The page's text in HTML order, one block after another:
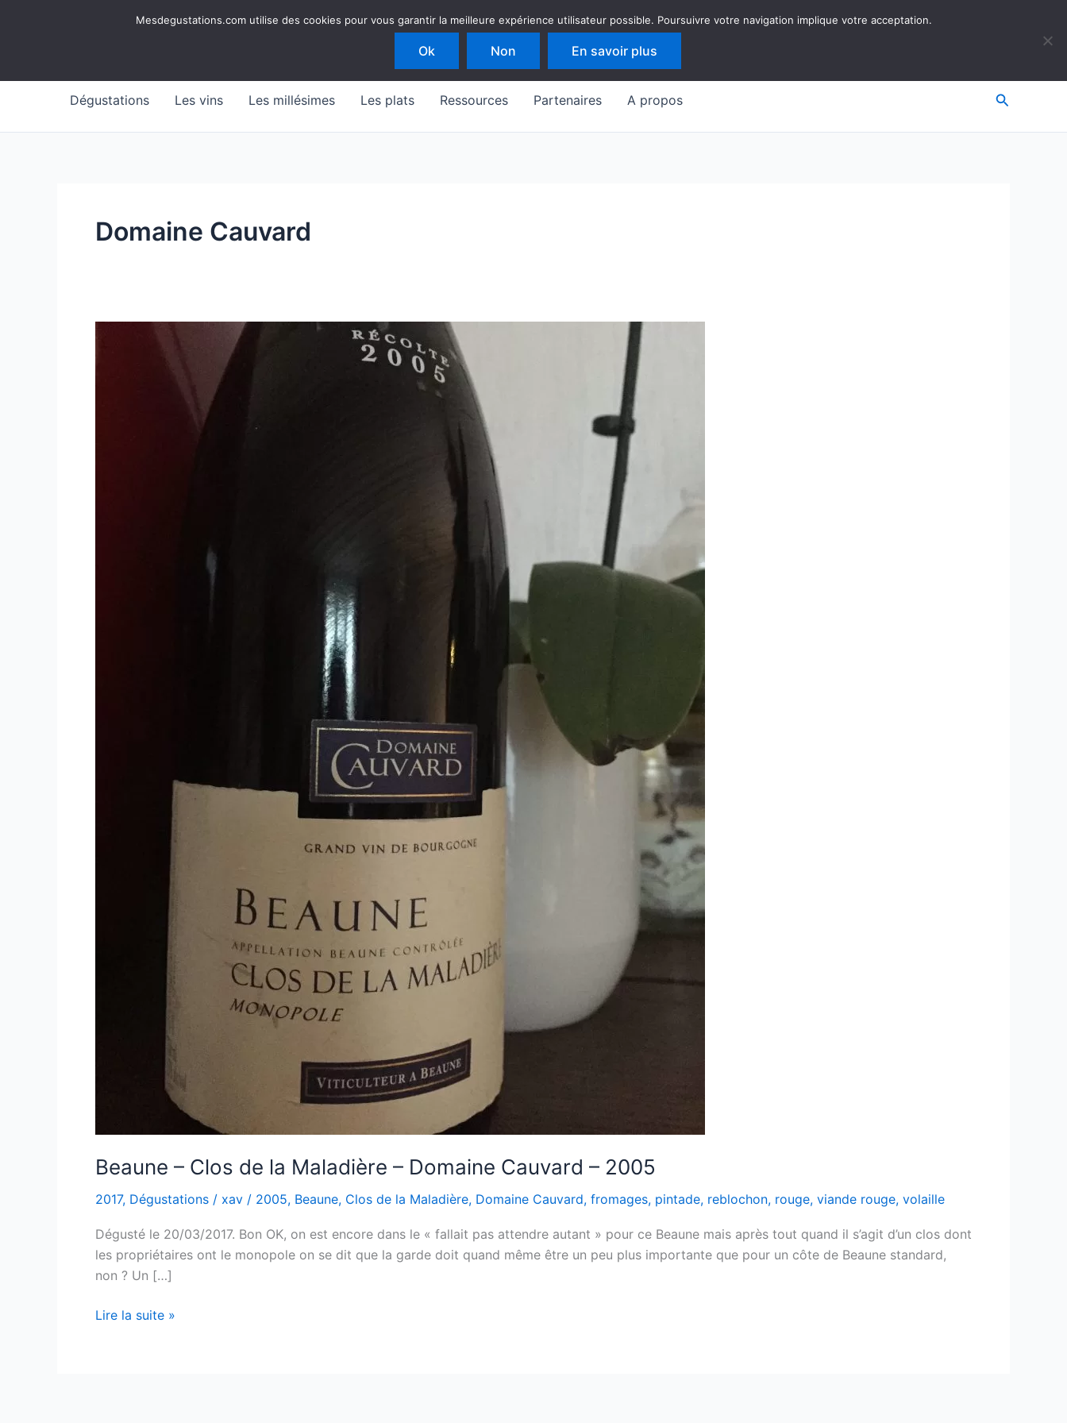
Mesdegustations
Dégustations Les vins Les millésimes Les plats Ressources Partenaires A propos
Domaine Cauvard
Beaune – Clos de la Maladière – Domaine Cauvard – 2005
2017, Dégustations / xav / 2005, Beaune, Clos de la Maladière, Domaine Cauvard, fromages, pintade, reblochon, rouge, viande rouge, volaille
Dégusté le 20/03/2017. Bon OK, on est encore dans le « fallait pas attendre autant » pour ce Beaune mais après tout quand il s’agit d’un clos dont
les propriétaires ont le monopole on se dit que la garde doit quand même être un peu plus importante que pour un côte de Beaune standard,
non ? Un […]
Beaune
Lire la suite »
Mesdegustations.com utilise des cookies pour vous garantir la meilleure expérience utilisateur possible. Poursuivre votre navigation implique votre acceptation.
Ok Non En savoir plus